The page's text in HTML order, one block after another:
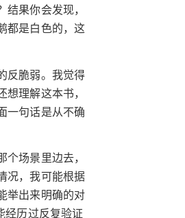
果你会发现，
都是白色的，这
反脆弱。我觉得
理解这本书，
一句话是从不确
场景里边去，
况，我可能根据
举出来明确的对
经历过反复验证